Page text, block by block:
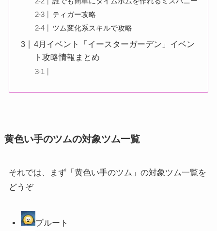
ティガー攻略
ツム変化系スキルで攻略
4月イベント「イースターガーデン」イベン
ト攻略情報まとめ
黄色い手のツムの対象ツム一覧
それでは、まず「黄色い手のツム」の対象ツム一覧を
どうぞ
プルート